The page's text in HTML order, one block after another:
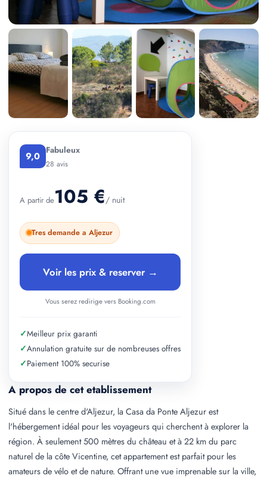
A propos de cet etablissement
Situé dans le centre d'Aljezur, la Casa da Ponte Aljezur est
l'hébergement idéal pour les voyageurs qui cherchent à explorer la
région. À seulement 500 mètres du château et à 22 km du parc
naturel de la côte Vicentine, cet appartement est parfait pour les
amateurs de vélo et de nature. Offrant une vue imprenable sur la ville,
9,0 Fabuleux
28 avis
A partir de105 €/ nuit
Tres demande a Aljezur
Voir les prix & reserver →
Vous serez redirige vers Booking.com
✓Meilleur prix garanti
✓Annulation gratuite sur de nombreuses offres
✓Paiement 100% securise